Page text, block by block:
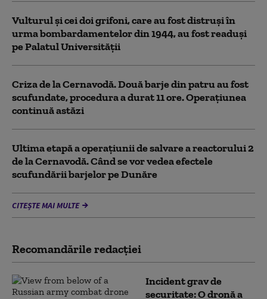
Vulturul şi cei doi grifoni, care au fost distruşi în
urma bombardamentelor din 1944, au fost readuși
pe Palatul Universității
Criza de la Cernavodă. Două barje din patru au fost
scufundate, procedura a durat 11 ore. Operațiunea
continuă astăzi
Ultima etapă a operațiunii de salvare a reactorului 2
de la Cernavodă. Când se vor vedea efectele
scufundării barjelor pe Dunăre
CITEȘTE MAI MULTE
Recomandările redacţiei
Incident grav de
securitate: O dronă a